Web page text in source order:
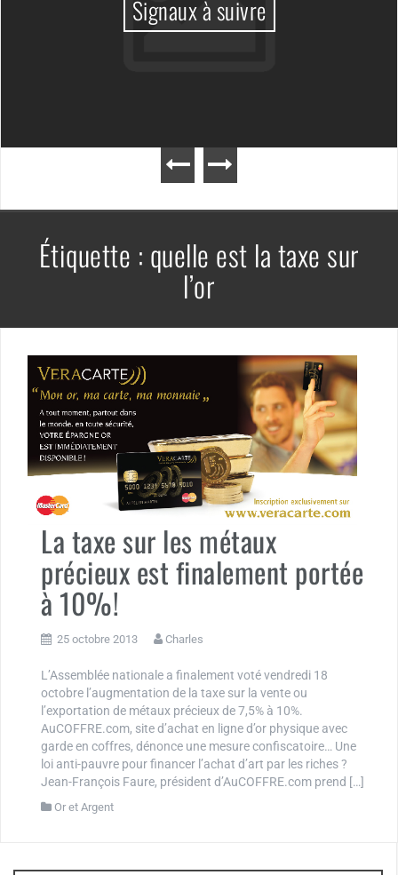
Signaux à suivre
Étiquette : quelle est la taxe sur
l’or
La taxe sur les métaux
précieux est finalement portée
à 10%!
25 octobre 2013 Charles
L’Assemblée nationale a finalement voté vendredi 18
octobre l’augmentation de la taxe sur la vente ou
l’exportation de métaux précieux de 7,5% à 10%.
AuCOFFRE.com, site d’achat en ligne d’or physique avec
garde en coffres, dénonce une mesure confiscatoire… Une
loi anti-pauvre pour financer l’achat d’art par les riches ?
Jean-François Faure, président d’AuCOFFRE.com prend […]
Or et Argent